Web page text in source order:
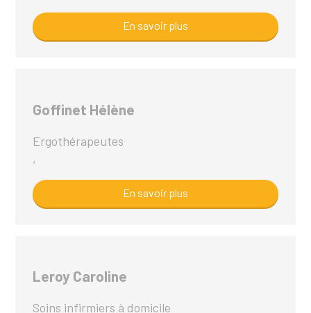
En savoir plus
Goffinet Hélène
Ergothérapeutes
,
En savoir plus
Leroy Caroline
Soins infirmiers à domicile